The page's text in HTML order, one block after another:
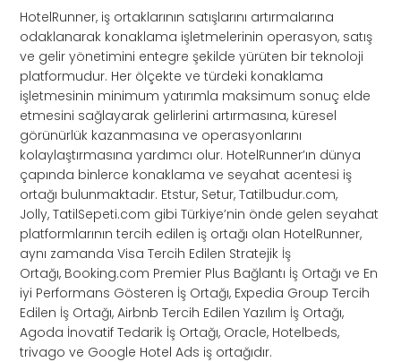
HotelRunner, iş ortaklarının satışlarını artırmalarına
odaklanarak konaklama işletmelerinin operasyon, satış
ve gelir yönetimini entegre şekilde yürüten bir teknoloji
platformudur. Her ölçekte ve türdeki konaklama
işletmesinin minimum yatırımla maksimum sonuç elde
etmesini sağlayarak gelirlerini artırmasına, küresel
görünürlük kazanmasına ve operasyonlarını
kolaylaştırmasına yardımcı olur. HotelRunner’ın dünya
çapında binlerce konaklama ve seyahat acentesi iş
ortağı bulunmaktadır. Etstur, Setur, Tatilbudur.com,
Jolly, TatilSepeti.com gibi Türkiye’nin önde gelen seyahat
platformlarının tercih edilen iş ortağı olan HotelRunner,
aynı zamanda Visa Tercih Edilen Stratejik İş
Ortağı, Booking.com Premier Plus Bağlantı İş Ortağı ve En
iyi Performans Gösteren İş Ortağı, Expedia Group Tercih
Edilen İş Ortağı, Airbnb Tercih Edilen Yazılım İş Ortağı,
Agoda İnovatif Tedarik İş Ortağı, Oracle, Hotelbeds,
trivago ve Google Hotel Ads iş ortağıdır.